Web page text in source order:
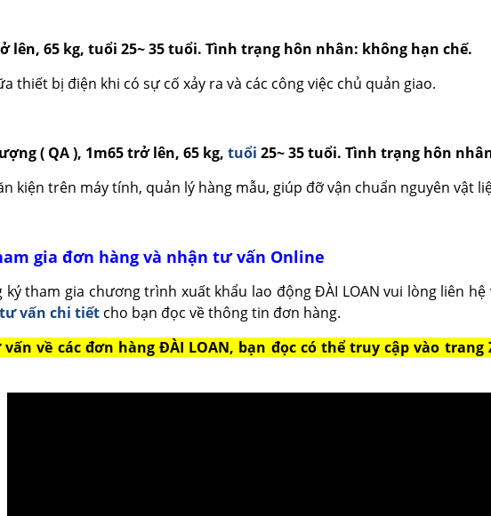
lên, 65 kg, tuổi 25~ 35 tuổi. Tình trạng hôn nhân: không hạn chế.
thiết bị điện khi có sự cố xảy ra và các công việc chủ quản giao.
( QA ), 1m65 trở lên, 65 kg, tuổi 25~ 35 tuổi. Tình trạng hôn
kiện trên máy tính, quản lý hàng mẫu, giúp đỡ vận chuẩn nguyên vật
gia đơn hàng và nhận tư vấn Online
tham gia chương trình xuất khẩu lao động ĐÀI LOAN vui lòng liên
tư vấn chi tiết cho bạn đọc về thông tin đơn hàng.
về các đơn hàng ĐÀI LOAN, bạn đọc có thể truy cập vào trang